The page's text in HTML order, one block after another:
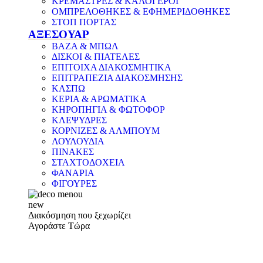
ΟΜΠΡΕΛΟΘΗΚΕΣ & ΕΦΗΜΕΡΙΔΟΘΗΚΕΣ
ΣΤΟΠ ΠΟΡΤΑΣ
ΑΞΕΣΟΥΑΡ
ΒΑΖΑ & ΜΠΩΛ
ΔΙΣΚΟΙ & ΠΙΑΤΕΛΕΣ
ΕΠΙΤΟΙΧΑ ΔΙΑΚΟΣΜΗΤΙΚΑ
ΕΠΙΤΡΑΠΕΖΙΑ ΔΙΑΚΟΣΜΗΣΗΣ
ΚΑΣΠΩ
ΚΕΡΙΑ & ΑΡΩΜΑΤΙΚΑ
ΚΗΡΟΠΗΓΙΑ & ΦΩΤΟΦΟΡ
ΚΛΕΨΥΔΡΕΣ
ΚΟΡΝΙΖΕΣ & ΑΛΜΠΟΥΜ
ΛΟΥΛΟΥΔΙΑ
ΠΙΝΑΚΕΣ
ΣΤΑΧΤΟΔΟΧΕΙΑ
ΦΑΝΑΡΙΑ
ΦΙΓΟΥΡΕΣ
new
Διακόσμηση που ξεχωρίζει
Αγοράστε Τώρα